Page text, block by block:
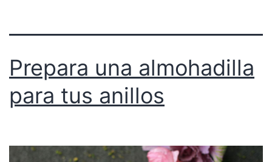
Prepara una almohadilla
para tus anillos